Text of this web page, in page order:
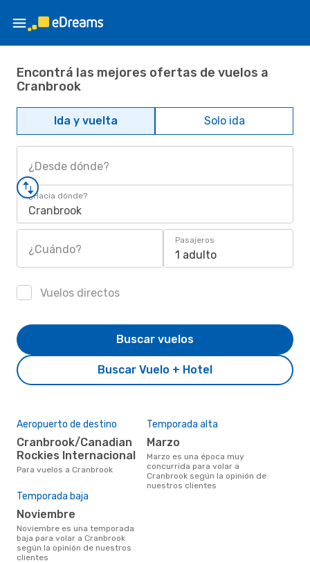
Encontrá las mejores ofertas de vuelos a
Cranbrook
Ida y vuelta Solo ida
¿Desde dónde?
¿Hacia dónde?
Cranbrook
¿Cuándo?
Pasajeros
1 adulto
Vuelos directos
Buscar Vuelo + Hotel
Buscar vuelos
Aeropuerto de destino
Cranbrook/Canadian
Rockies Internacional
Para vuelos a Cranbrook
Temporada alta
marzo
marzo es una época muy
concurrida para volar a
Cranbrook según la opinión de
nuestros clientes
Temporada baja
noviembre
noviembre es una temporada
baja para volar a Cranbrook
según la opinión de nuestros
clientes